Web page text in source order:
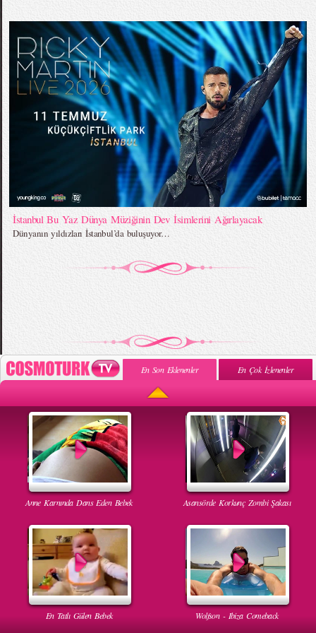
İstanbul Bu Yaz Dünya Müziğinin Dev İsimlerini Ağırlayacak
Dünyanın yıldızları İstanbul’da buluşuyor…
En Son Eklenenler En Çok İzlenenler
Anne Karnında Dans Eden Bebek Asansörde Korkunç Zombi Şakası
En Tatlı Gülen Bebek Wolfson - Ibiza Comeback